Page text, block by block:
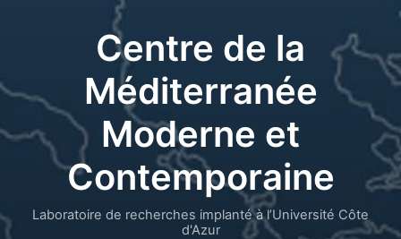
Centre de la
Méditerranée
Moderne et
Contemporaine
Laboratoire de recherches implanté à l’Université Côte
d'Azur